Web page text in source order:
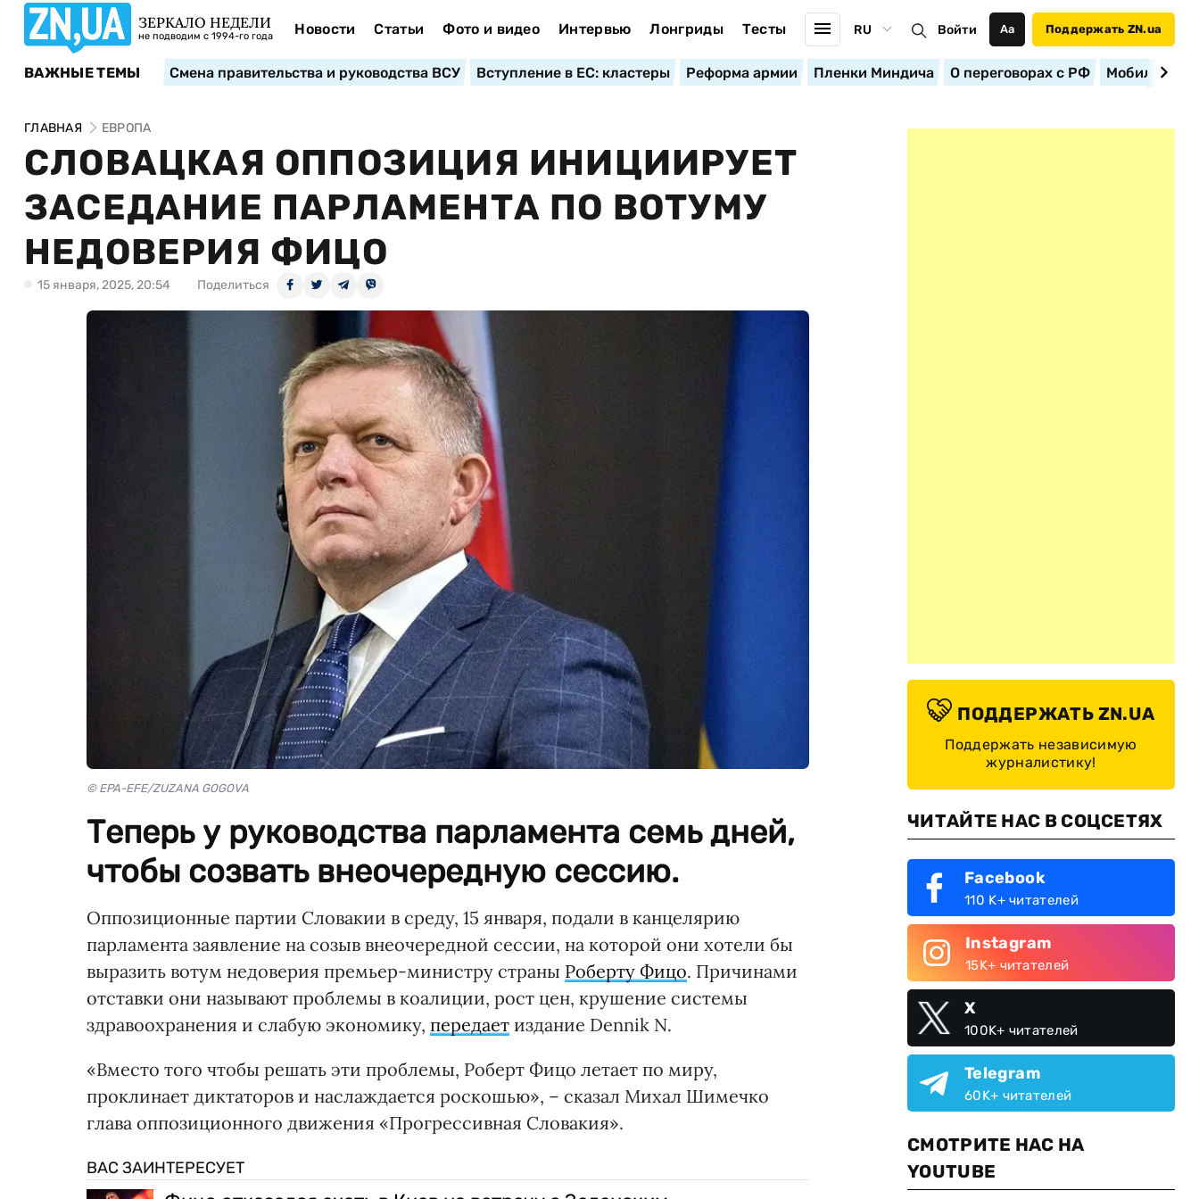
ЗЕРКАЛО НЕДЕЛИ
не подводим с 1994-го года Новости Статьи Фото и видео Интервью Лонгриды Тесты RU Войти Аа Поддержать ZN.ua
ВАЖНЫЕ ТЕМЫ Смена правительства и руководства ВСУ Вступление в ЕС: кластеры Реформа армии Пленки Миндича О переговорах с РФ
ГЛАВНАЯ ЕВРОПА
СЛОВАЦКАЯ ОППОЗИЦИЯ ИНИЦИИРУЕТ
ЗАСЕДАНИЕ ПАРЛАМЕНТА ПО ВОТУМУ
НЕДОВЕРИЯ ФИЦО
15 января, 2025, 20:54 Поделиться
© EPA-EFE/ZUZANA GOGOVA
Теперь у руководства парламента семь дней,
чтобы созвать внеочередную сессию.
Оппозиционные партии Словакии в среду, 15 января, подали в канцелярию
парламента заявление на созыв внеочередной сессии, на которой они хотели бы
выразить вотум недоверия премьер-министру страны Роберту Фицо. Причинами
отставки они называют проблемы в коалиции, рост цен, крушение системы
здравоохранения и слабую экономику, передает издание Dennik N.
«Вместо того чтобы решать эти проблемы, Роберт Фицо летает по миру,
проклинает диктаторов и наслаждается роскошью», – сказал Михал Шимечко
глава оппозиционного движения «Прогрессивная Словакия».
ВАС ЗАИНТЕРЕСУЕТ
ПОДДЕРЖАТЬ ZN.UA
Поддержать независимую
журналистику!
ЧИТАЙТЕ НАС В СОЦСЕТЯХ
Facebook
110 K+ читателей
Instagram
15K+ читателей
X
100K+ читателей
Telegram
60K+ читателей
СМОТРИТЕ НАС НА
YOUTUBE